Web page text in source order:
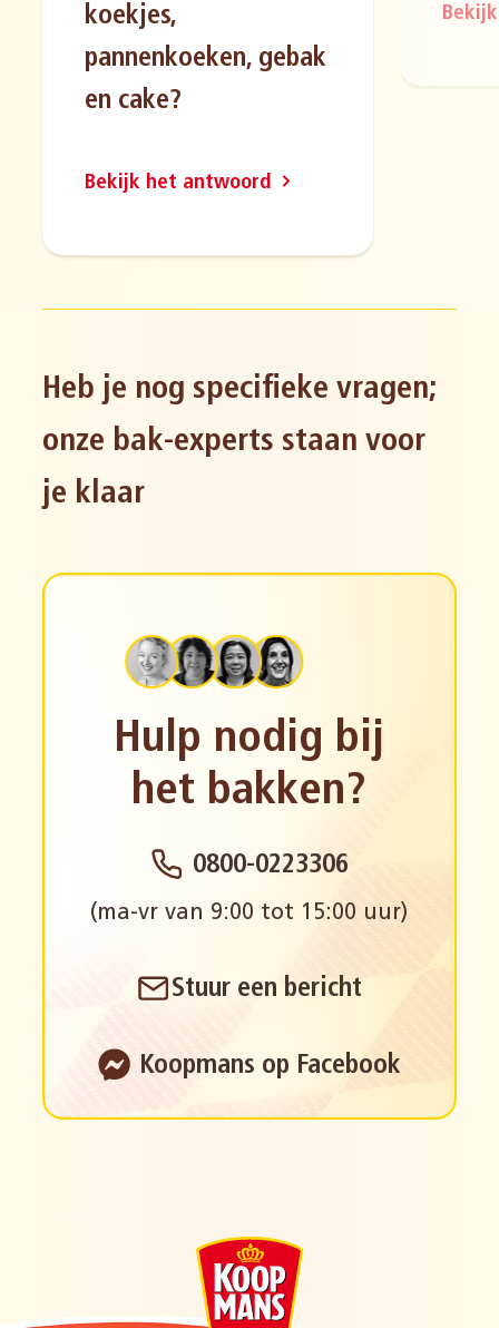
koekjes,
pannenkoeken, gebak
en cake?
Bekijk het antwoord
Heb je nog specifieke vragen;
onze bak-experts staan voor
je klaar
Hulp nodig bij
het bakken?
0800-0223306
(ma-vr van 9:00 tot 15:00 uur)
Stuur een bericht
Koopmans op Facebook